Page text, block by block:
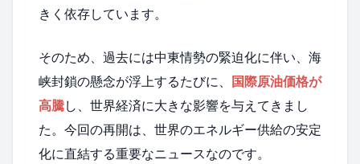
きく依存しています。
そのため、過去には中東情勢の緊迫化に伴い、海
峡封鎖の懸念が浮上するたびに、 国際原油価格が
高騰し、世界経済に大きな影響を与えてきまし
た。今回の再開は、世界のエネルギー供給の安定
化に直結する重要なニュースなのです。